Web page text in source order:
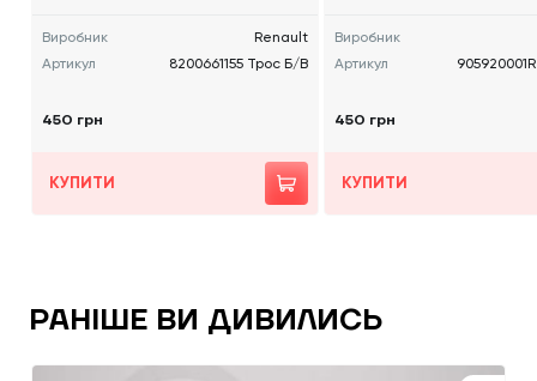
Виробник
Renault
Артикул
8200661155 Трос Б/В
450 грн
КУПИТИ
Виробник
Артикул
450 грн
КУПИТИ
РАНІШЕ ВИ ДИВИЛИСЬ